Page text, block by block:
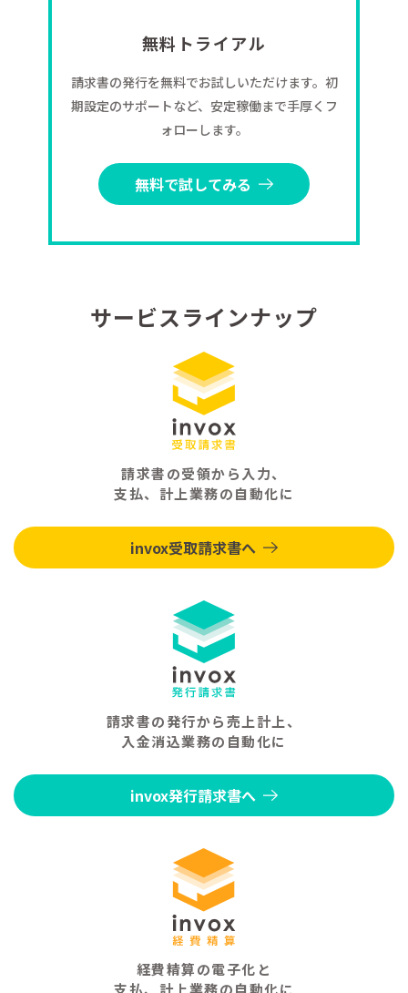
無料トライアル
請求書の発行を無料でお試しいただけます。初
期設定のサポートなど、安定稼働まで手厚くフ
ォローします。
無料で試してみる
サービスラインナップ
請求書の受領から入力、
支払、計上業務の自動化に
invox受取請求書へ
請求書の発行から売上計上、
入金消込業務の自動化に
invox発行請求書へ
経費精算の電子化と
支払、計上業務の自動化に